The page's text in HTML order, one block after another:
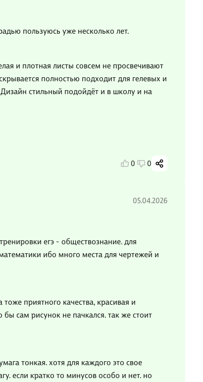
пользуюсь уже несколько лет.
и плотная листы совсем не просвечивают
полностью подходит для гелевых и
стильный подойдёт и в школу и на
0 0
05.04.2026
егэ - обществознание. для
ибо много места для чертежей и
приятного качества, красивая и
сам рисунок не пачкался. так же стоит
тонкая. хотя для каждого это свое
если кратко то минусов особо и нет. но